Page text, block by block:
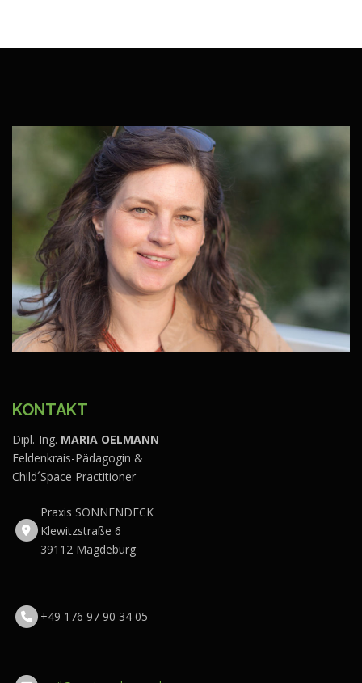
KONTAKT
Dipl.-Ing. MARIA OELMANN
Feldenkrais-Pädagogin &
Child´Space Practitioner
Praxis SONNENDECK
Klewitzstraße 6
39112 Magdeburg
+49 176 97 90 34 05